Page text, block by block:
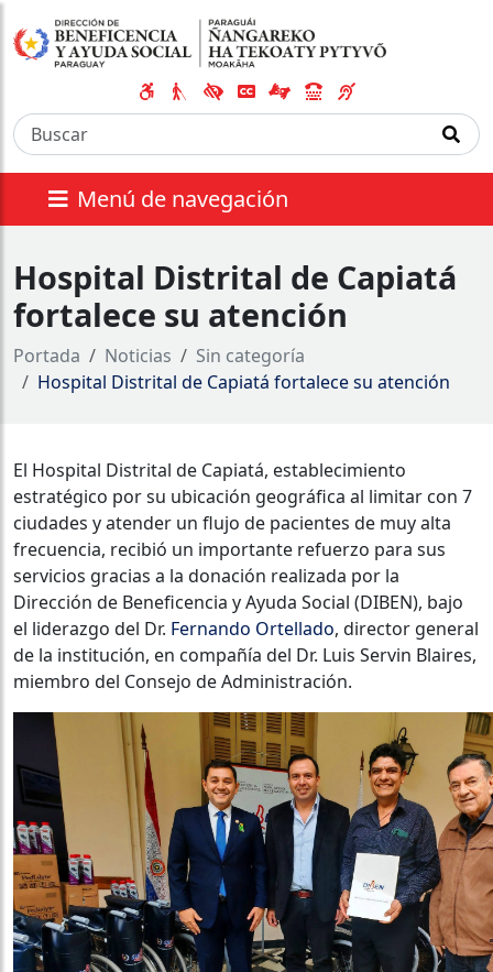
Menú de navegación
Hospital Distrital de Capiatá
fortalece su atención
Portada Noticias
Sin categoría
Hospital Distrital de Capiatá fortalece su atención
El Hospital Distrital de Capiatá, establecimiento
estratégico por su ubicación geográfica al limitar con 7
ciudades y atender un flujo de pacientes de muy alta
frecuencia, recibió un importante refuerzo para sus
servicios gracias a la donación realizada por la
Dirección de Beneficencia y Ayuda Social (DIBEN), bajo
el liderazgo del Dr. Fernando Ortellado, director general
de la institución, en compañía del Dr. Luis Servin Blaires,
miembro del Consejo de Administración.